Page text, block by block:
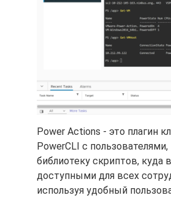
Power Actions - это плагин
PowerCLI с
библиотеку скриптов,
доступными для всех
используя удобный